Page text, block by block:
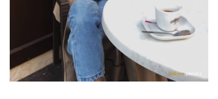
Totêmepłaszcz